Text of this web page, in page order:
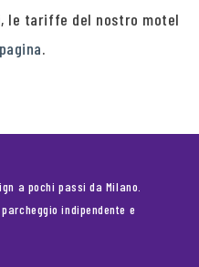
le tariffe del nostro motel
pagina.
a pochi passi da Milano.
indipendente e